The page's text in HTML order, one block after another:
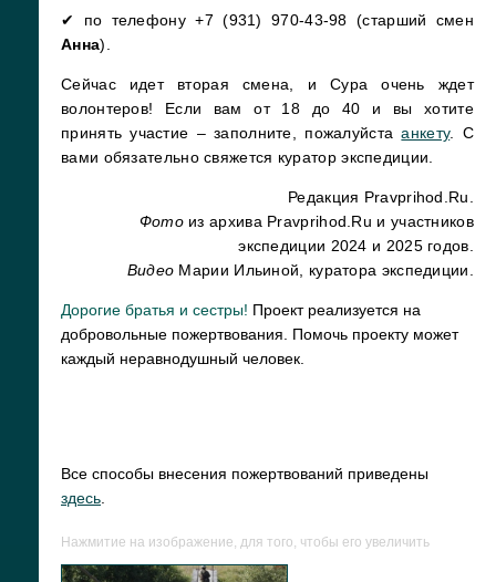
✔ по телефону +7 (931) 970-43-98 (старший смен
Анна).
Сейчас идет вторая смена, и Сура очень ждет
волонтеров! Если вам от 18 до 40 и вы хотите
принять участие – заполните, пожалуйстаанкету. С
вами обязательно свяжется куратор экспедиции.
Редакция Pravprihod.Ru.
Фото из архива Pravprihod.Ru и участников
экспедиции 2024 и 2025 годов.
Видео Марии Ильиной, куратора экспедиции.
Дорогие братья и сестры! Проект реализуется на
добровольные пожертвования. Помочь проекту может
каждый неравнодушный человек.
Все способы внесения пожертвований приведены
здесь